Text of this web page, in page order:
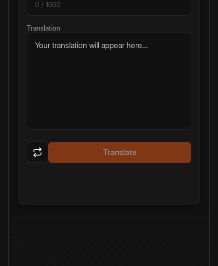
0 / 1500
Translation
Your translation will appear here...
Translate